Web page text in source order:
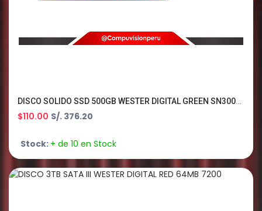
DISCO SOLIDO SSD 500GB WESTER DIGITAL GREEN SN3000 NVME M.2 2280 PCIE GEN 4.0 X4 WDS500G4G0E
$110.00 S/. 376.20
Stock: + de 10 en Stock